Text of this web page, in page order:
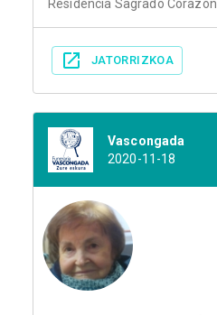
Residencia Sagrado Corazón
JATORRIZKOA
Vascongada
2020-11-18